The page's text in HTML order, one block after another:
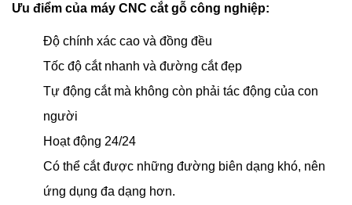
Ưu điểm của máy CNC cắt gỗ công nghiệp:
Độ chính xác cao và đồng đều
Tốc độ cắt nhanh và đường cắt đẹp
Tự động cắt mà không còn phải tác động của con
người
Hoạt động 24/24
Có thể cắt được những đường biên dạng khó, nên
ứng dụng đa dạng hơn.